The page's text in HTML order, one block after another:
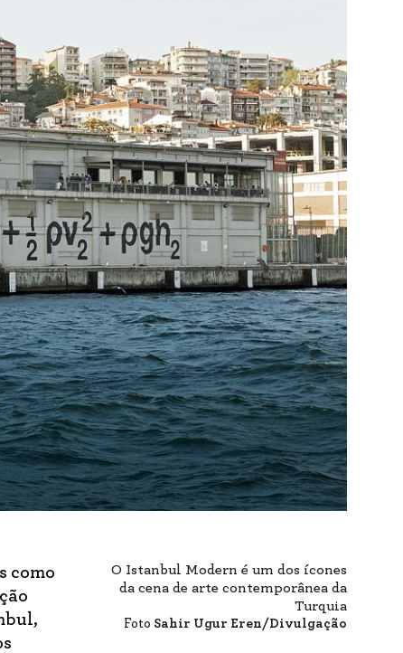
O Istanbul Modern é um dos ícones
da cena de arte contemporânea da
Turquia
Foto Sahir Ugur Eren/Divulgação
como